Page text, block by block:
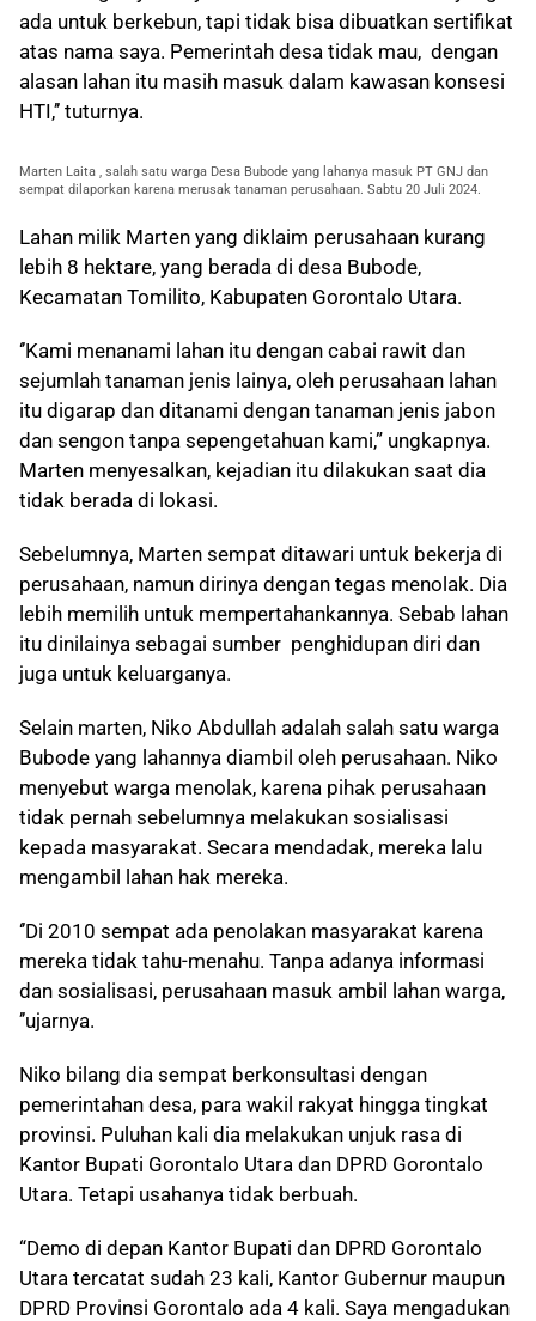
ada untuk berkebun, tapi tidak bisa dibuatkan sertifikat
atas nama saya. Pemerintah desa tidak mau, dengan
alasan lahan itu masih masuk dalam kawasan konsesi
HTI,’’ tuturnya.
Marten Laita , salah satu warga Desa Bubode yang lahanya masuk PT GNJ dan
sempat dilaporkan karena merusak tanaman perusahaan. Sabtu 20 Juli 2024.
Lahan milik Marten yang diklaim perusahaan kurang
lebih 8 hektare, yang berada di desa Bubode,
Kecamatan Tomilito, Kabupaten Gorontalo Utara.
‘’Kami menanami lahan itu dengan cabai rawit dan
sejumlah tanaman jenis lainya, oleh perusahaan lahan
itu digarap dan ditanami dengan tanaman jenis jabon
dan sengon tanpa sepengetahuan kami,” ungkapnya.
Marten menyesalkan, kejadian itu dilakukan saat dia
tidak berada di lokasi.
Sebelumnya, Marten sempat ditawari untuk bekerja di
perusahaan, namun dirinya dengan tegas menolak. Dia
lebih memilih untuk mempertahankannya. Sebab lahan
itu dinilainya sebagai sumber penghidupan diri dan
juga untuk keluarganya.
Selain marten, Niko Abdullah adalah salah satu warga
Bubode yang lahannya diambil oleh perusahaan. Niko
menyebut warga menolak, karena pihak perusahaan
tidak pernah sebelumnya melakukan sosialisasi
kepada masyarakat. Secara mendadak, mereka lalu
mengambil lahan hak mereka.
‘’Di 2010 sempat ada penolakan masyarakat karena
mereka tidak tahu-menahu. Tanpa adanya informasi
dan sosialisasi, perusahaan masuk ambil lahan warga,
’’ujarnya.
Niko bilang dia sempat berkonsultasi dengan
pemerintahan desa, para wakil rakyat hingga tingkat
provinsi. Puluhan kali dia melakukan unjuk rasa di
Kantor Bupati Gorontalo Utara dan DPRD Gorontalo
Utara. Tetapi usahanya tidak berbuah.
“Demo di depan Kantor Bupati dan DPRD Gorontalo
Utara tercatat sudah 23 kali, Kantor Gubernur maupun
DPRD Provinsi Gorontalo ada 4 kali. Saya mengadukan